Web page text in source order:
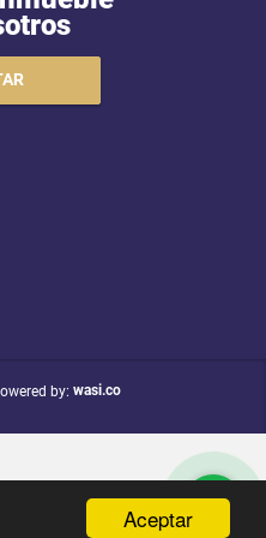
Aceptar
by: wasi.co